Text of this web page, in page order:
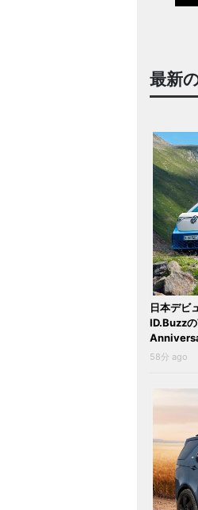
最新
日本デビ
ID.Buzz
58分 ago